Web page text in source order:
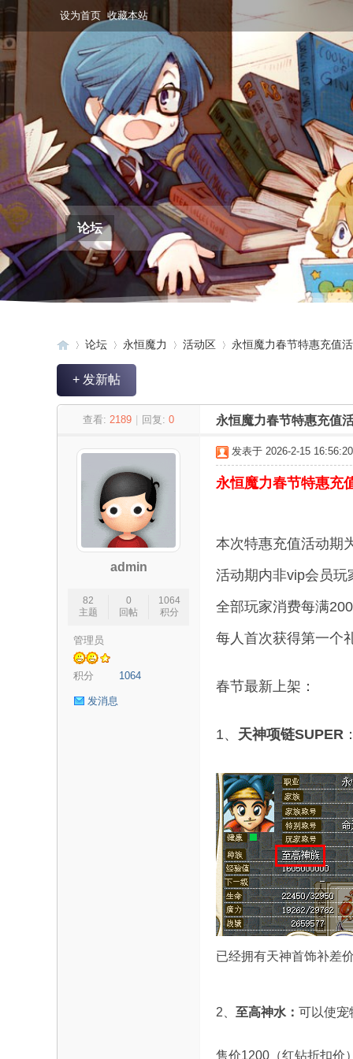
设为首页 收藏本站
论坛
论坛 永恒魔力 活动区 永恒魔力春节特惠充值
+ 发新帖
查看: 2189 回复: 0 永恒魔力春节特惠充值
admin
82
主题
0
回帖
1064
积分
管理员
积分 1064
发消息
发表于 2026-2-15 16:56:20
永恒魔力春节特惠充
本次特惠充值活动期
活动期内非vip会员
全部玩家消费每满
每人首次获得第一个
春节最新上架：
1、 天神项链SUPER
已经拥有天神首饰补差
2、 至高神水： 可以使宠
售价1200（红钻折扣价